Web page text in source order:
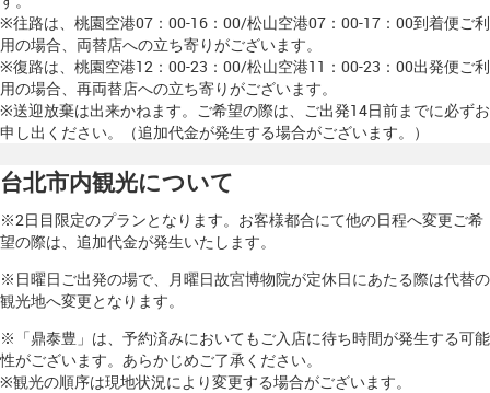
※往路は、桃園空港07：00-16：00/松山空港07：00-17：00到着便ご利
用の場合、両替店への立ち寄りがございます。
※復路は、桃園空港12：00-23：00/松山空港11：00-23：00出発便ご利
用の場合、再両替店への立ち寄りがございます。
※送迎放棄は出来かねます。ご希望の際は、ご出発14日前までに必ずお
申し出ください。（追加代金が発生する場合がございます。）
台北市内観光について
※2日目限定のプランとなります。お客様都合にて他の日程へ変更ご希
望の際は、追加代金が発生いたします。
※日曜日ご出発の場で、月曜日故宮博物院が定休日にあたる際は代替の
観光地へ変更となります。
※「鼎泰豊」は、予約済みにおいてもご入店に待ち時間が発生する可能
性がございます。あらかじめご了承ください。
※観光の順序は現地状況により変更する場合がございます。